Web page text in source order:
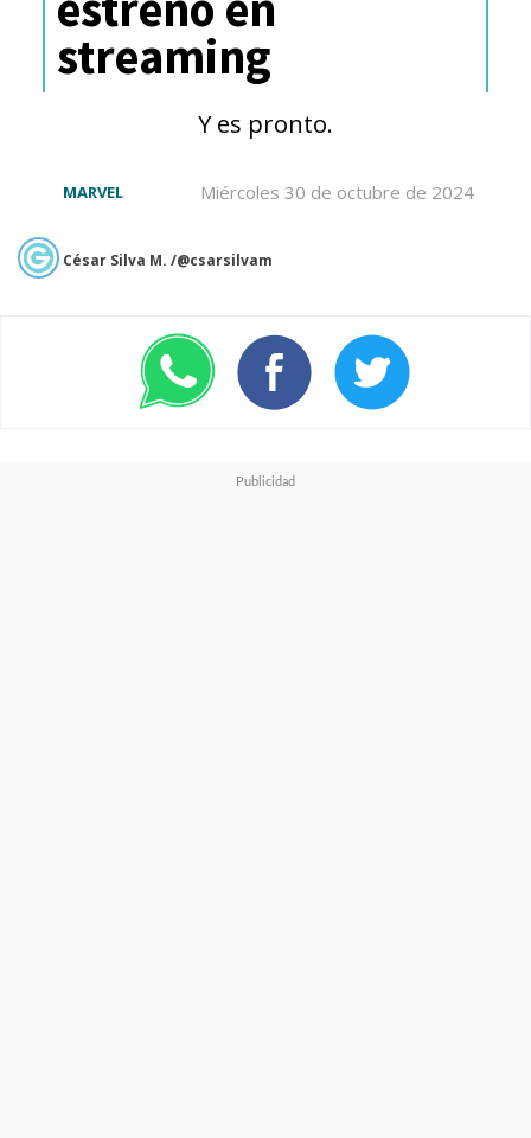
Un mensaje similar por
derechos de autor está
streaming
Y es pronto.
Miércoles 30 de octubre de 2024
MARVEL
César Silva M. /@csarsilvam